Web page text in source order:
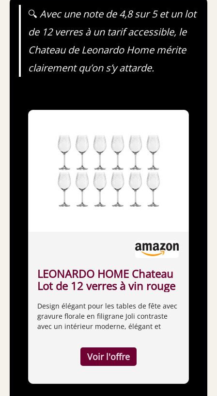
🔍 Avec une note de 4,8 sur 5 et un lot
de 12 verres à un tarif accessible, le
Chateau de Leonardo Home mérite
clairement qu’on s’y attarde.
LEONARDO HOME Chateau
Lot de 12 verres à vin rouge
Design élégant pour les tables de fête avec
gravure florale en filigrane Joli contraste
avec un intérieur moderne, élégant et
90/240/90 mm - 510 ml 12 pièces (1 set)